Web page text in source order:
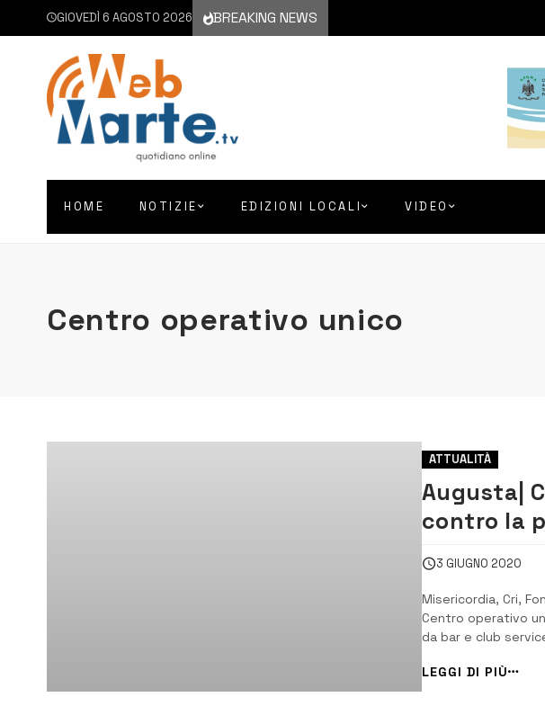
GIOVEDÌ 6 AGOSTO 2026 BREAKING NEWS
HOME NOTIZIE EDIZIONI LOCALI VIDEO
Centro operativo unico
ATTUALITÀ
Augusta|
contro la
3 GIUGNO 2020
Misericordia, Cri,
Centro operativo
da bar e club
numerose famiglie
alcuni casi già
LEGGI DI PIÙ